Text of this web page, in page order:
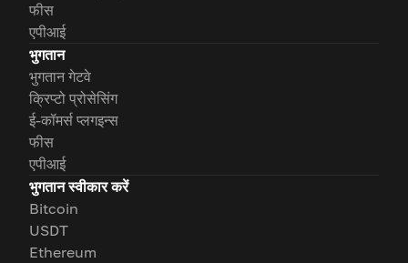
फीस
एपीआई
भुगतान
भुगतान गेटवे
क्रिप्टो प्रोसेसिंग
ई-कॉमर्स प्लगइन्स
फीस
एपीआई
भुगतान स्वीकार करें
Bitcoin
USDT
Ethereum